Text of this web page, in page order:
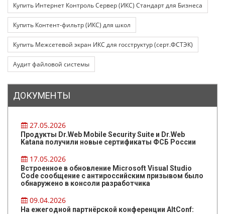
Купить Интернет Контроль Сервер (ИКС) Стандарт для Бизнеса
Купить Контент-фильтр (ИКС) для школ
Купить Межсетевой экран ИКС для госструктур (серт.ФСТЭК)
Аудит файловой системы
ДОКУМЕНТЫ
27.05.2026
Продукты Dr.Web Mobile Security Suite и Dr.Web
Katana получили новые сертификаты ФСБ России
17.05.2026
Встроенное в обновление Microsoft Visual Studio
Code сообщение с антироссийским призывом было
обнаружено в консоли разработчика
09.04.2026
На ежегодной партнёрской конференции AltConf: